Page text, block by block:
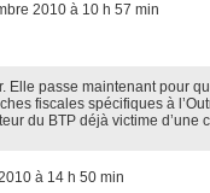
2010 à 10 h 57 min
Elle passe maintenant pour
fiscales spécifiques à
du BTP déjà victime d’une
à 14 h 50 min